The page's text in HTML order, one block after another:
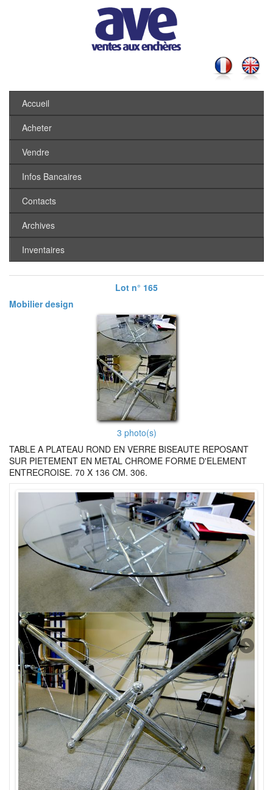
Accueil
Acheter
Vendre
Infos Bancaires
Contacts
Archives
Inventaires
Lot n° 165
Mobilier design
3 photo(s)
TABLE A PLATEAU ROND EN VERRE BISEAUTE REPOSANT
SUR PIETEMENT EN METAL CHROME FORME D'ELEMENT
ENTRECROISE. 70 X 136 CM. 306.